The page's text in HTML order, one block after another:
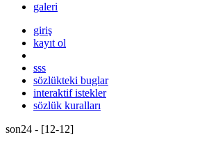
galeri
giriş
kayıt ol
sss
sözlükteki buglar
interaktif istekler
sözlük kuralları
son24 - [12-12]